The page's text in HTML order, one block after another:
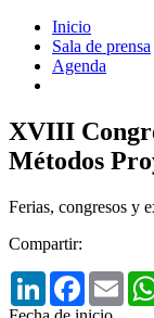
Inicio
Sala de prensa
Agenda
XVIII
Métodos
Ferias, congresos y
Compartir:
LinkedInFacebook